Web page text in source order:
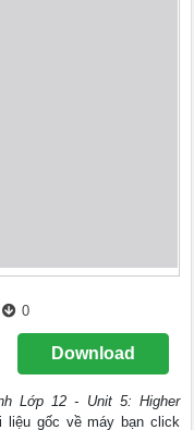
0
Download
Lớp 12 - Unit 5: Higher
liệu gốc về máy bạn click